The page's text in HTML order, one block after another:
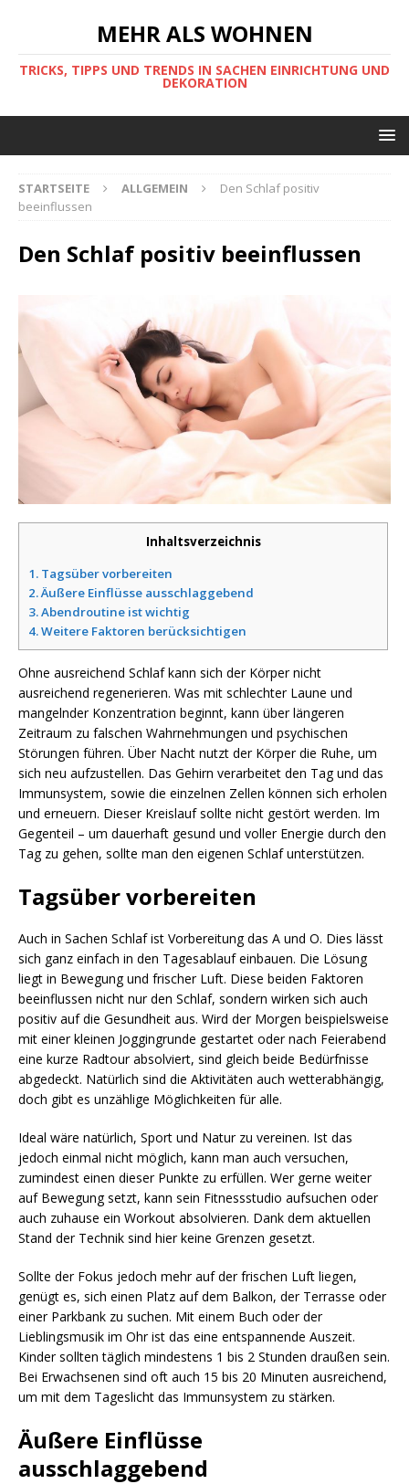
MEHR ALS WOHNEN
TRICKS, TIPPS UND TRENDS IN SACHEN EINRICHTUNG UND
DEKORATION
STARTSEITE ALLGEMEIN
Den Schlaf positiv
beeinflussen
Den Schlaf positiv beeinflussen
Inhaltsverzeichnis
1. Tagsüber vorbereiten
2.Äußere Einflüsse ausschlaggebend
3.Abendroutine ist wichtig
4.Weitere Faktoren berücksichtigen
Ohne ausreichend Schlaf kann sich der Körper nicht
ausreichend regenerieren. Was mit schlechter Laune und
mangelnder Konzentration beginnt, kann über längeren
Zeitraum zu falschen Wahrnehmungen und psychischen
Störungen führen. Über Nacht nutzt der Körper die Ruhe, um
sich neu aufzustellen. Das Gehirn verarbeitet den Tag und das
Immunsystem, sowie die einzelnen Zellen können sich erholen
und erneuern. Dieser Kreislauf sollte nicht gestört werden. Im
Gegenteil – um dauerhaft gesund und voller Energie durch den
Tag zu gehen, sollte man den eigenen Schlaf unterstützen.
Tagsüber vorbereiten
Auch in Sachen Schlaf ist Vorbereitung das A und O. Dies lässt
sich ganz einfach in den Tagesablauf einbauen. Die Lösung
liegt in Bewegung und frischer Luft. Diese beiden Faktoren
beeinflussen nicht nur den Schlaf, sondern wirken sich auch
positiv auf die Gesundheit aus. Wird der Morgen beispielsweise
mit einer kleinen Joggingrunde gestartet oder nach Feierabend
eine kurze Radtour absolviert, sind gleich beide Bedürfnisse
abgedeckt. Natürlich sind die Aktivitäten auch wetterabhängig,
doch gibt es unzählige Möglichkeiten für alle.
Ideal wäre natürlich, Sport und Natur zu vereinen. Ist das
jedoch einmal nicht möglich, kann man auch versuchen,
zumindest einen dieser Punkte zu erfüllen. Wer gerne weiter
auf Bewegung setzt, kann sein Fitnessstudio aufsuchen oder
auch zuhause ein Workout absolvieren. Dank dem aktuellen
Stand der Technik sind hier keine Grenzen gesetzt.
Sollte der Fokus jedoch mehr auf der frischen Luft liegen,
genügt es, sich einen Platz auf dem Balkon, der Terrasse oder
einer Parkbank zu suchen. Mit einem Buch oder der
Lieblingsmusik im Ohr ist das eine entspannende Auszeit.
Kinder sollten täglich mindestens 1 bis 2 Stunden draußen sein.
Bei Erwachsenen sind oft auch 15 bis 20 Minuten ausreichend,
um mit dem Tageslicht das Immunsystem zu stärken.
Äußere Einflüsse
ausschlaggebend